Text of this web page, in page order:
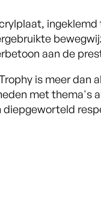
aan de
is meer dan
met thema's
diepgeworteld